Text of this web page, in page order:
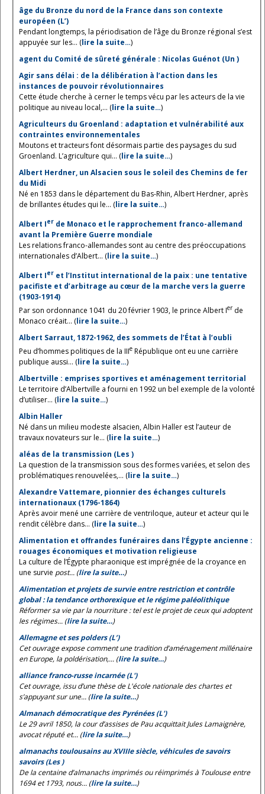
âge du Bronze du nord de la France dans son contexte
européen (L’)
Pendant longtemps, la périodisation de l’âge du Bronze régional s’est
appuyée sur les... (lire la suite…)
agent du Comité de sûreté générale : Nicolas Guénot (Un )
Agir sans délai : de la délibération à l’action dans les
instances de pouvoir révolutionnaires
Cette étude cherche à cerner le temps vécu par les acteurs de la vie
politique au niveau local,... (lire la suite…)
Agriculteurs du Groenland : adaptation et vulnérabilité aux
contraintes environnementales
Moutons et tracteurs font désormais partie des paysages du sud
Groenland. L’agriculture qui... (lire la suite…)
Albert Herdner, un Alsacien sous le soleil des Chemins de fer
du Midi
Né en 1853 dans le département du Bas-Rhin, Albert Herdner, après
de brillantes études qui le... (lire la suite…)
Albert Ier de Monaco et le rapprochement franco-allemand
avant la Première Guerre mondiale
Les relations franco-allemandes sont au centre des préoccupations
internationales d’Albert... (lire la suite…)
Albert Ier et l’Institut international de la paix : une tentative
pacifiste et d’arbitrage au cœur de la marche vers la guerre
(1903-1914)
Par son ordonnance 1041 du 20 février 1903, le prince Albert Ierde
Monaco créait... (lire la suite…)
Albert Sarraut, 1872-1962, des sommets de l’État à l’oubli
Peu d’hommes politiques de la IIIe République ont eu une carrière
publique aussi... (lire la suite…)
Albertville : emprises sportives et aménagement territorial
Le territoire d’Albertville a fourni en 1992 un bel exemple de la volonté
d’utiliser... (lire la suite…)
Albin Haller
Né dans un milieu modeste alsacien, Albin Haller est l’auteur de
travaux novateurs sur le... (lire la suite…)
aléas de la transmission (Les )
La question de la transmission sous des formes variées, et selon des
problématiques renouvelées,... (lire la suite…)
Alexandre Vattemare, pionnier des échanges culturels
internationaux (1796-1864)
Après avoir mené une carrière de ventriloque, auteur et acteur qui le
rendit célèbre dans... (lire la suite…)
Alimentation et offrandes funéraires dans l’Égypte ancienne :
rouages économiques et motivation religieuse
La culture de l’Égypte pharaonique est imprégnée de la croyance en
une survie post... (lire la suite…)
Alimentation et projets de survie entre restriction et contrôle
global : la tendance orthorexique et le régime paléolithique
Réformer sa vie par la nourriture : tel est le projet de ceux qui adoptent
les régimes... (lire la suite…)
Allemagne et ses polders (L’)
Cet ouvrage expose comment une tradition d’aménagement millénaire
en Europe, la poldérisation,... (lire la suite…)
alliance franco-russe incarnée (L')
Cet ouvrage, issu d’une thèse de L'école nationale des chartes et
s’appuyant sur une... (lire la suite…)
Almanach démocratique des Pyrénées (L')
Le 29 avril 1850, la cour d’assises de Pau acquittait Jules Lamaignère,
avocat réputé et... (lire la suite…)
almanachs toulousains au XVIIIe siècle, véhicules de savoirs
savoirs (Les )
De la centaine d’almanachs imprimés ou réimprimés à Toulouse entre
1694 et 1793, nous... (lire la suite…)